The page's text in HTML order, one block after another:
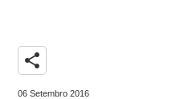
share
06 Setembro 2016